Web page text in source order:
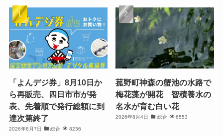
「よんデジ券」8月10日か
ら再販売、四日市市が発
表、先着順で発行総額に到
達次第終了
2026年8月7日 総合 8236
菰野町神森の蟹池の水路で
梅花藻が開花 智積養水の
名水が育む白い花
2026年8月4日 総合 6553